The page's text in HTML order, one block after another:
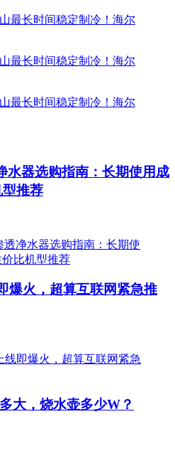
水器选购指南：长期使用成
推荐
爆火，超算互联网紧急推
大，烧水壶多少W？